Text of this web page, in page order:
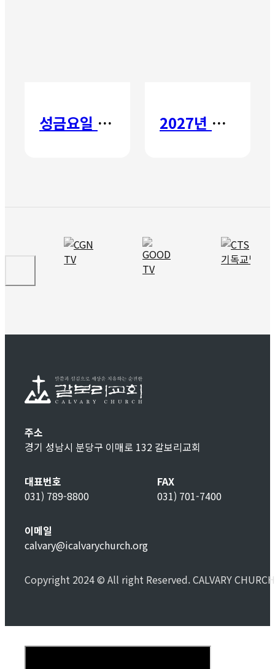
성금요일 칸타타 2027년 갈보리 어학원 유치부 신입생 모집
주소
경기 성남시 분당구 이매로 132 갈보리교회
대표번호
031) 789-8800
FAX
031) 701-7400
이메일
calvary@icalvarychurch.org
Copyright 2024 © All right Reserved. CALVARY CHURCH